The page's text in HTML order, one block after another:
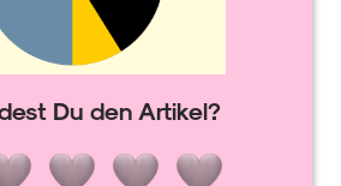
Du den Artikel?